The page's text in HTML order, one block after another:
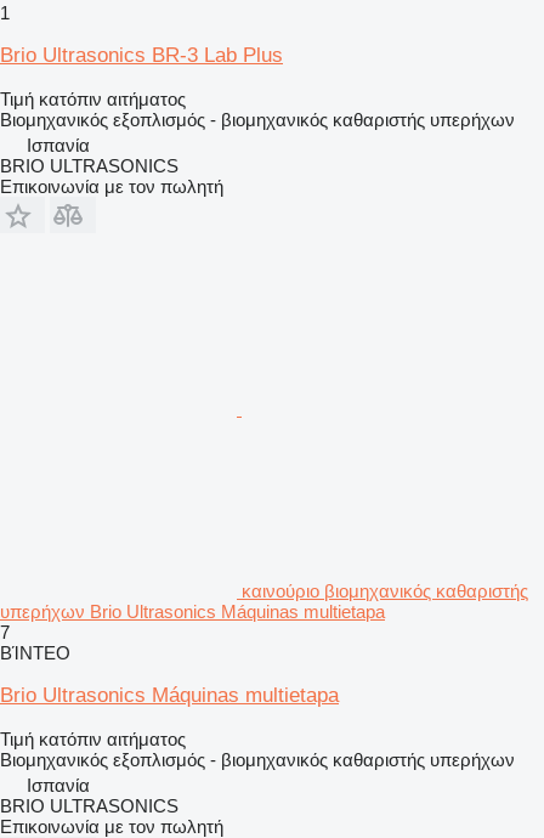
1
Brio Ultrasonics BR-3 Lab Plus
Τιμή κατόπιν αιτήματος
Βιομηχανικός εξοπλισμός - βιομηχανικός καθαριστής υπερήχων
Ισπανία
BRIO ULTRASONICS
Επικοινωνία με τον πωλητή
καινούριο βιομηχανικός καθαριστής
υπερήχων Brio Ultrasonics Máquinas multietapa
7
ΒΊΝΤΕΟ
Brio Ultrasonics Máquinas multietapa
Τιμή κατόπιν αιτήματος
Βιομηχανικός εξοπλισμός - βιομηχανικός καθαριστής υπερήχων
Ισπανία
BRIO ULTRASONICS
Επικοινωνία με τον πωλητή